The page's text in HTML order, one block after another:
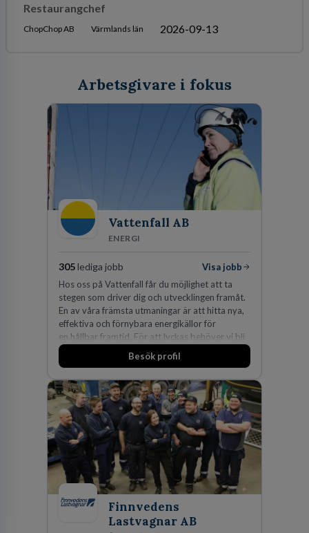
Restaurangchef
ChopChop AB Värmlands län 2026-09-13
Arbetsgivare i fokus
Vattenfall AB
ENERGI
305lediga jobb
Visa jobb
Hos oss på Vattenfall får du möjlighet att ta
stegen som driver dig och utvecklingen framåt.
En av våra främsta utmaningar är att hitta nya,
effektiva och förnybara energikällor för
en hållbar framtid. För att lyckas behöver vi bli
fler medarbetare som vill göra skillnad.
Besök profil
Finnvedens
Lastvagnar AB